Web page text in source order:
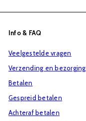
voor
mailinglijst
Info & FAQ
Veelgestelde vragen
Verzending en bezorging
Betalen
Gespreid betalen
Achteraf betalen